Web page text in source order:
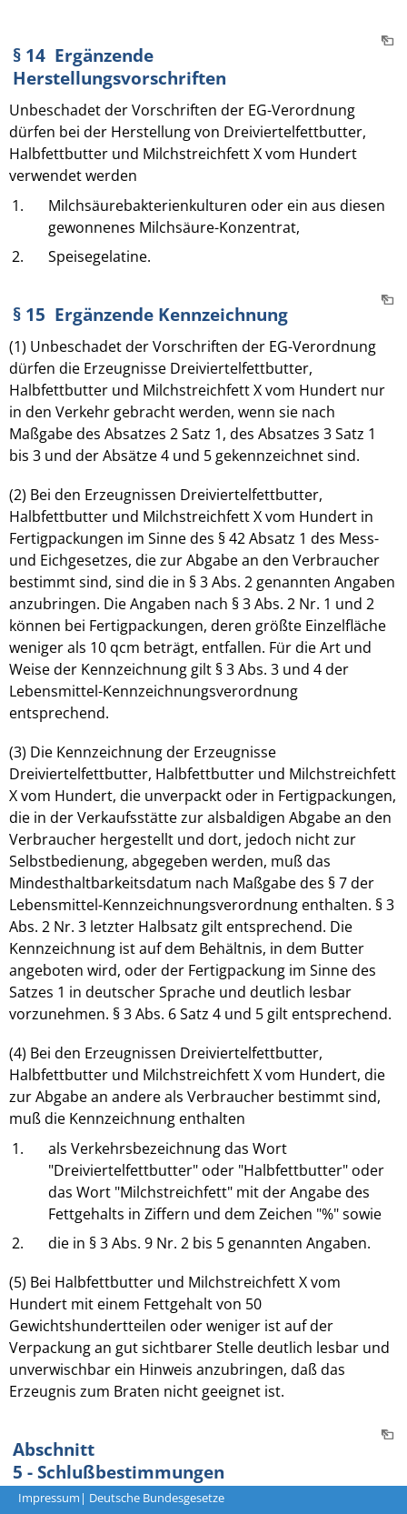
Impressum | Deutsche Bundesgesetze
§ 14 Ergänzende
Herstellungsvorschriften
Unbeschadet der Vorschriften der EG-Verordnung
dürfen bei der Herstellung von Dreiviertelfettbutter,
Halbfettbutter und Milchstreichfett X vom Hundert
verwendet werden
1.
Milchsäurebakterienkulturen oder ein aus diesen
gewonnenes Milchsäure-Konzentrat,
2.
Speisegelatine.
§ 15 Ergänzende Kennzeichnung
(1) Unbeschadet der Vorschriften der EG-Verordnung
dürfen die Erzeugnisse Dreiviertelfettbutter,
Halbfettbutter und Milchstreichfett X vom Hundert nur
in den Verkehr gebracht werden, wenn sie nach
Maßgabe des Absatzes 2 Satz 1, des Absatzes 3 Satz 1
bis 3 und der Absätze 4 und 5 gekennzeichnet sind.
(2) Bei den Erzeugnissen Dreiviertelfettbutter,
Halbfettbutter und Milchstreichfett X vom Hundert in
Fertigpackungen im Sinne des § 42 Absatz 1 des Mess-
und Eichgesetzes, die zur Abgabe an den Verbraucher
bestimmt sind, sind die in § 3 Abs. 2 genannten Angaben
anzubringen. Die Angaben nach § 3 Abs. 2 Nr. 1 und 2
können bei Fertigpackungen, deren größte Einzelfläche
weniger als 10 qcm beträgt, entfallen. Für die Art und
Weise der Kennzeichnung gilt § 3 Abs. 3 und 4 der
Lebensmittel-Kennzeichnungsverordnung
entsprechend.
(3) Die Kennzeichnung der Erzeugnisse
Dreiviertelfettbutter, Halbfettbutter und Milchstreichfett
X vom Hundert, die unverpackt oder in Fertigpackungen,
die in der Verkaufsstätte zur alsbaldigen Abgabe an den
Verbraucher hergestellt und dort, jedoch nicht zur
Selbstbedienung, abgegeben werden, muß das
Mindesthaltbarkeitsdatum nach Maßgabe des § 7 der
Lebensmittel-Kennzeichnungsverordnung enthalten. § 3
Abs. 2 Nr. 3 letzter Halbsatz gilt entsprechend. Die
Kennzeichnung ist auf dem Behältnis, in dem Butter
angeboten wird, oder der Fertigpackung im Sinne des
Satzes 1 in deutscher Sprache und deutlich lesbar
vorzunehmen. § 3 Abs. 6 Satz 4 und 5 gilt entsprechend.
(4) Bei den Erzeugnissen Dreiviertelfettbutter,
Halbfettbutter und Milchstreichfett X vom Hundert, die
zur Abgabe an andere als Verbraucher bestimmt sind,
muß die Kennzeichnung enthalten
1.
als Verkehrsbezeichnung das Wort
"Dreiviertelfettbutter" oder "Halbfettbutter" oder
das Wort "Milchstreichfett" mit der Angabe des
Fettgehalts in Ziffern und dem Zeichen "%" sowie
2.
die in § 3 Abs. 9 Nr. 2 bis 5 genannten Angaben.
(5) Bei Halbfettbutter und Milchstreichfett X vom
Hundert mit einem Fettgehalt von 50
Gewichtshundertteilen oder weniger ist auf der
Verpackung an gut sichtbarer Stelle deutlich lesbar und
unverwischbar ein Hinweis anzubringen, daß das
Erzeugnis zum Braten nicht geeignet ist.
Abschnitt
5 - Schlußbestimmungen